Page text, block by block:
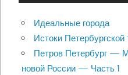
Идеальные города
Истоки Петербургской
Петров Петербург —
новой России — Часть 1